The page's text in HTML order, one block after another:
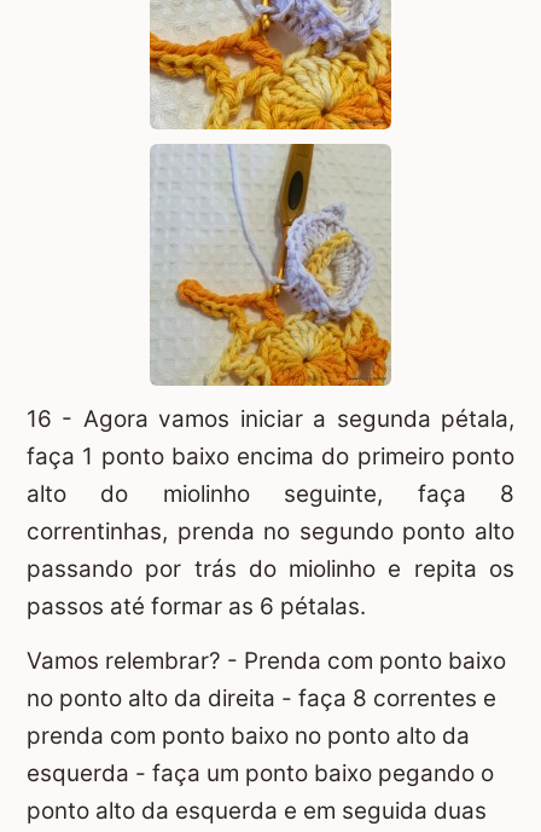
16 - Agora vamos iniciar a segunda pétala,
faça 1 ponto baixo encima do primeiro ponto
alto do miolinho seguinte, faça 8
correntinhas, prenda no segundo ponto alto
passando por trás do miolinho e repita os
passos até formar as 6 pétalas.
Vamos relembrar? - Prenda com ponto baixo
no ponto alto da direita - faça 8 correntes e
prenda com ponto baixo no ponto alto da
esquerda - faça um ponto baixo pegando o
ponto alto da esquerda e em seguida duas